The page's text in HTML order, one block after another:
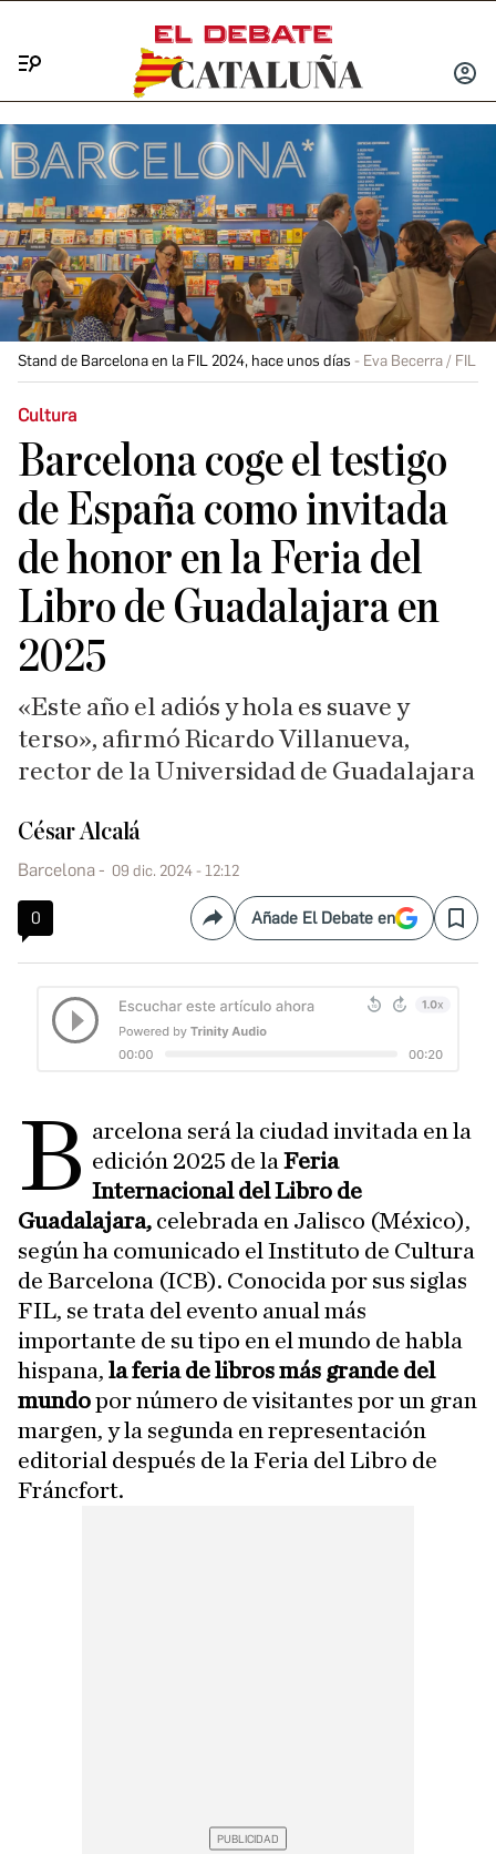
INICIAR
Stand de Barcelona en la FIL 2024, hace unos días Eva Becerra / FIL
Cultura
Barcelona coge el testigo
de España como invitada
de honor en la Feria del
Libro de Guadalajara en
2025
«Este año el adiós y hola es suave y
terso», afirmó Ricardo Villanueva,
rector de la Universidad de Guadalajara
César Alcalá
Barcelona 09 dic. 2024 - 12:12
0 CompartirAñade El Debate en Save
B arcelona será la ciudad invitada en la
edición 2025 de laFeria
Internacional del Libro de
Guadalajara, celebrada en Jalisco (México),
según ha comunicado el Instituto de Cultura
de Barcelona (ICB). Conocida por sus siglas
FIL, se trata del evento anual más
importante de su tipo en el mundo de habla
hispana, la feria de libros más grande del
mundopor número de visitantes por un gran
margen, y la segunda en representación
editorial después de la Feria del Libro de
Fráncfort.